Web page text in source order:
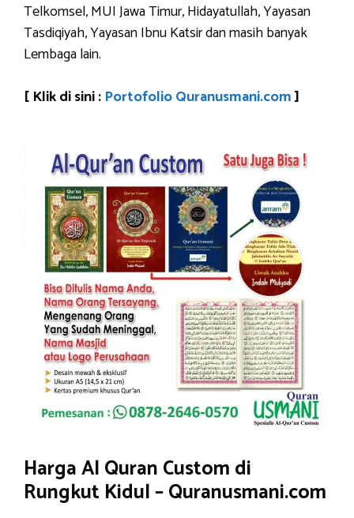
Telkomsel, MUI Jawa Timur, Hidayatullah, Yayasan
Tasdiqiyah, Yayasan Ibnu Katsir dan masih banyak
Lembaga lain.
[ Klik di sini : Portofolio Quranusmani.com]
Harga Al Quran Custom di
Rungkut Kidul – Quranusmani.com